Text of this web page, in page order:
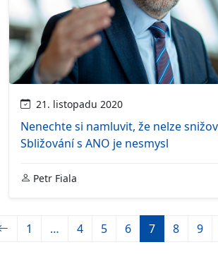
21. listopadu 2020
Nenechte si namluvit, že nelze
Sbližování s ANO je nesmysl
Petr Fiala
1 … 4 5 6 7 8 9